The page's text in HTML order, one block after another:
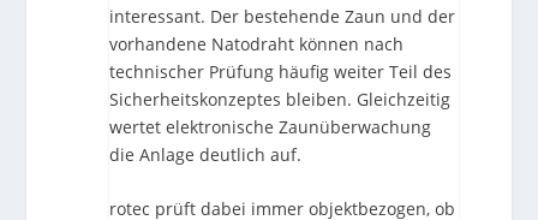
interessant. Der bestehende Zaun und der
vorhandene Natodraht können nach
technischer Prüfung häufig weiter Teil des
Sicherheitskonzeptes bleiben. Gleichzeitig
wertet elektronische Zaunüberwachung
die Anlage deutlich auf.
rotec prüft dabei immer objektbezogen, ob